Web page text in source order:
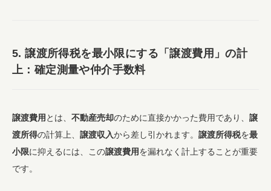
5.譲渡所得税を最小限にする「譲渡費用 」の計
上： 確定測量や仲介手数料
譲渡費用 とは、 不動産売却のために直接かかった費用であり、 譲
渡所得の計算上、 譲渡収入から差し引かれます。 譲渡所得税を最
小限に抑えるには、この譲渡費用を漏れなく計上することが重要
です。